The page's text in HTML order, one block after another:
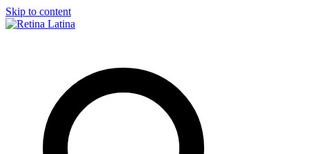
Skip to content